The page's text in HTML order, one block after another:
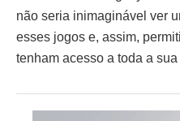
não seria inimaginável ver
esses jogos e, assim,
tenham acesso a toda a